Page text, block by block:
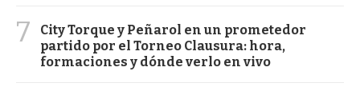
7
City Torque y Peñarol en un prometedor
partido por el Torneo Clausura: hora,
formaciones y dónde verlo en vivo